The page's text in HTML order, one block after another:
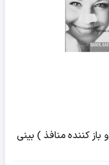
کننده منافذ ) بینی